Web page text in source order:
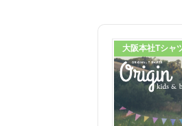
大阪本社Tシャ